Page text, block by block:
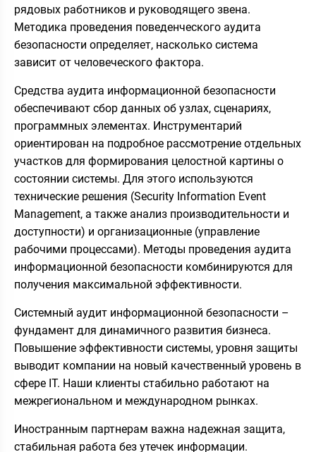
рядовых работников и руководящего звена.
Методика проведения поведенческого аудита
безопасности определяет, насколько система
зависит от человеческого фактора.
Средства аудита информационной безопасности
обеспечивают сбор данных об узлах, сценариях,
программных элементах. Инструментарий
ориентирован на подробное рассмотрение отдельных
участков для формирования целостной картины о
состоянии системы. Для этого используются
технические решения (Security Information Event
Management, а также анализ производительности и
доступности) и организационные (управление
рабочими процессами). Методы проведения аудита
информационной безопасности комбинируются для
получения максимальной эффективности.
Системный аудит информационной безопасности –
фундамент для динамичного развития бизнеса.
Повышение эффективности системы, уровня защиты
выводит компании на новый качественный уровень в
сфере IT. Наши клиенты стабильно работают на
межрегиональном и международном рынках.
Иностранным партнерам важна надежная защита,
стабильная работа без утечек информации.